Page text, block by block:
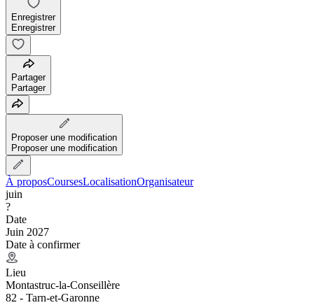
Enregistrer
Enregistrer
Partager
Partager
Proposer une modification
Proposer une modification
À proposCoursesLocalisationOrganisateur
juin
?
Date
Juin 2027
Date à confirmer
Lieu
Montastruc-la-Conseillère
82 - Tarn-et-Garonne